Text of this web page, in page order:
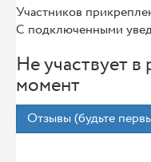
Участников
С подключенными
Не участвует
момент
Отзывы (будьте